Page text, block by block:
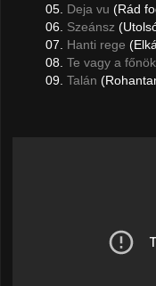
05. Deja vu (Rád
06. Szeánsz
07. Hanti rege
08. Te vagy a főnök
09. Talán